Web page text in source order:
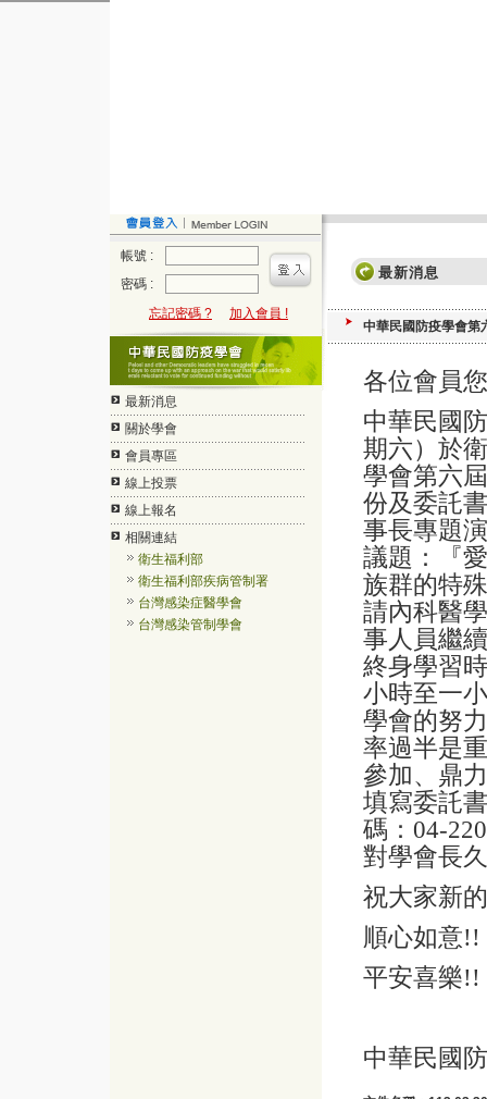
帳號 :
密碼 :
忘記密碼 ?
加入會員 !
最新消息
關於學會
會員專區
線上投票
線上報名
相關連結
衛生福利部
衛生福利部疾病管制署
台灣感染症醫學會
台灣感染管制學會
最新消息
中華民國防疫學會第
各位會員
中華民國
期六）於
學會第六
份及委託
事長專題
議題：『
族群的特
請內科醫
事人員繼
終身學習
小時至一
學會的努
率過半是
參加、鼎
填寫委託
碼： 04-
對學會長
祝大家新
順心如意!!
平安喜樂!!
中華民國